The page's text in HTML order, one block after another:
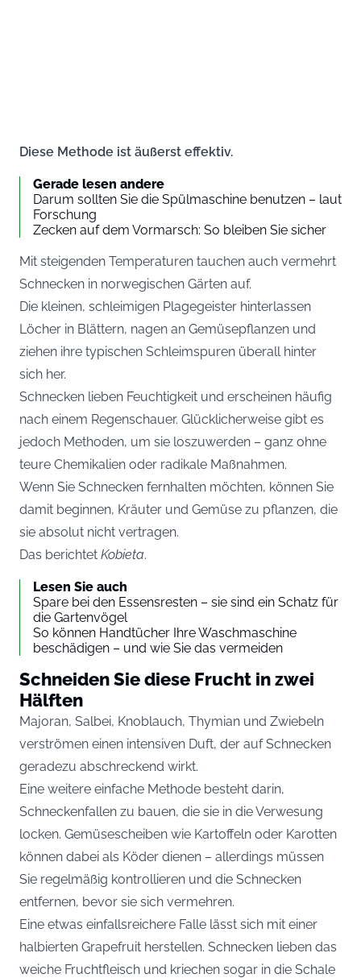
Diese Methode ist äußerst effektiv.
Gerade lesen andere
Darum sollten Sie die Spülmaschine benutzen – laut
Forschung
Zecken auf dem Vormarsch: So bleiben Sie sicher
Mit steigenden Temperaturen tauchen auch vermehrt
Schnecken in norwegischen Gärten auf.
Die kleinen, schleimigen Plagegeister hinterlassen
Löcher in Blättern, nagen an Gemüsepflanzen und
ziehen ihre typischen Schleimspuren überall hinter
sich her.
Schnecken lieben Feuchtigkeit und erscheinen häufig
nach einem Regenschauer. Glücklicherweise gibt es
jedoch Methoden, um sie loszuwerden – ganz ohne
teure Chemikalien oder radikale Maßnahmen.
Wenn Sie Schnecken fernhalten möchten, können Sie
damit beginnen, Kräuter und Gemüse zu pflanzen, die
sie absolut nicht vertragen.
Das berichtet Kobieta.
Lesen Sie auch
Spare bei den Essensresten – sie sind ein Schatz für
die Gartenvögel
So können Handtücher Ihre Waschmaschine
beschädigen – und wie Sie das vermeiden
Schneiden Sie diese Frucht in zwei
Hälften
Majoran, Salbei, Knoblauch, Thymian und Zwiebeln
verströmen einen intensiven Duft, der auf Schnecken
geradezu abschreckend wirkt.
Eine weitere einfache Methode besteht darin,
Schneckenfallen zu bauen, die sie in die Verwesung
locken. Gemüsescheiben wie Kartoffeln oder Karotten
können dabei als Köder dienen – allerdings müssen
Sie regelmäßig kontrollieren und die Schnecken
entfernen, bevor sie sich vermehren.
Eine etwas einfallsreichere Falle lässt sich mit einer
halbierten Grapefruit herstellen. Schnecken lieben das
weiche Fruchtfleisch und kriechen sogar in die Schale